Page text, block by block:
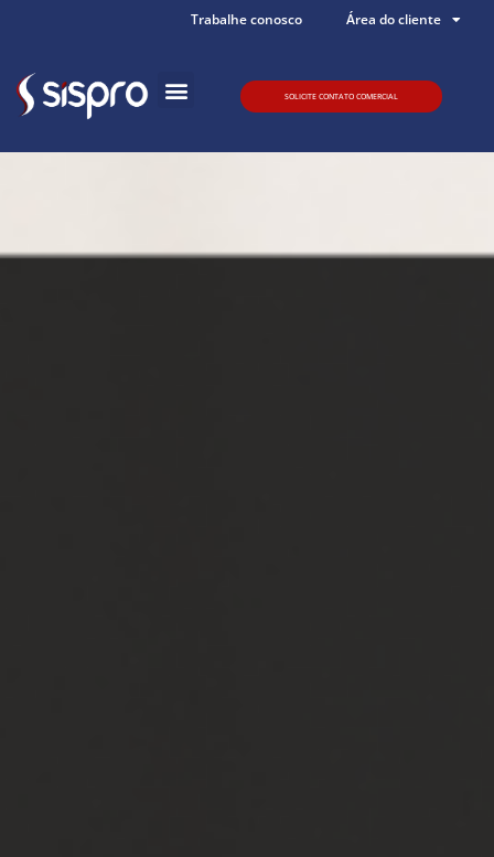
Trabalhe conosco Área do cliente
SOLICITE CONTATO COMERCIAL